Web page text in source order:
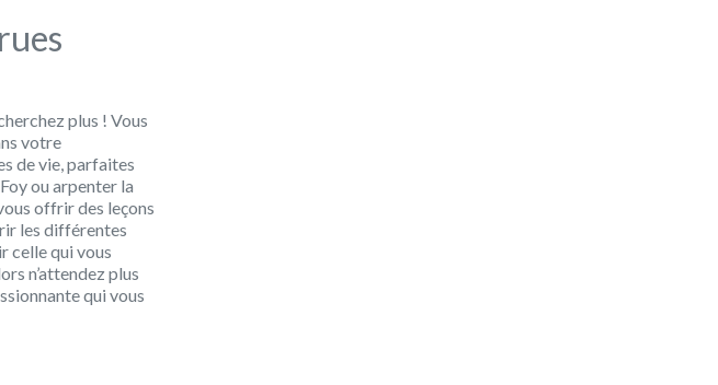
plus ! Vous
votre
de vie, parfaites
ou arpenter la
offrir des leçons
les différentes
celle qui vous
n’attendez plus
qui vous